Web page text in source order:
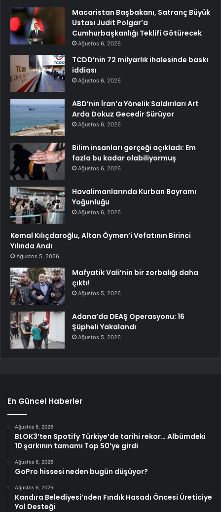
Macaristan Başbakanı, Satranç Büyük
Ustası Judit Polgar’a
Cumhurbaşkanlığı Teklifi Götürecek
Ağustos 6, 2026
TCDD’nin 72 milyarlık ihalesinde baskı
iddiası
Ağustos 6, 2026
ABD’nin İran’a Yönelik Saldırıları Art
Arda Dokuz Gecedir Sürüyor
Ağustos 6, 2026
Bilim insanları gerçeği açıkladı: Em
fazla bu kadar olabiliyormuş
Ağustos 6, 2026
Havalimanlarında Kurban Bayramı
Yoğunluğu
Ağustos 6, 2026
Kemal Kılıçdaroğlu, Altan Öymen’i Vefatının Birinci
Yılında Andı
Ağustos 5, 2026
Mafyatik Vali’nin bir zorbalığı daha
çıktı!
Ağustos 5, 2026
Adana’da DEAŞ Operasyonu: 16
Şüpheli Yakalandı
Ağustos 5, 2026
En Güncel Haberler
Ağustos 6, 2026
BLOK3’ten Spotify Türkiye’de tarihi rekor… Albümdeki
10 şarkının tamamı Top 50’ye girdi
Ağustos 6, 2026
GoPro hissesi neden bugün düşüyor?
Ağustos 6, 2026
Kandıra Belediyesi’nden Fındık Hasadı Öncesi Üreticiye
Yol Desteği